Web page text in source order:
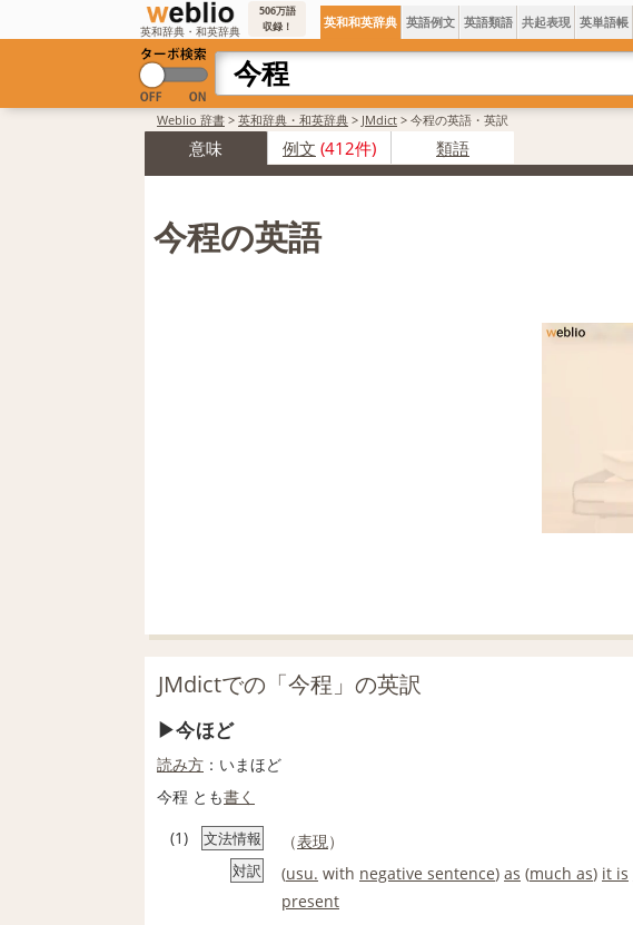
英和辞典・和英辞典
506万語
収録！
英和和英辞典 英語例文 英語類語 共起表現 英単語帳
Weblio 辞書 > 英和辞典・和英辞典 > JMdict > 今程の英語・英訳
意味 例文 (412件) 類語
今程の英語
JMdictでの「今程」の英訳
今ほど
読み方 ：いまほど
今程 とも書く
(1)
文法情報 （表現）
対訳 (usu. with negative sentence) as (much as) it is
present